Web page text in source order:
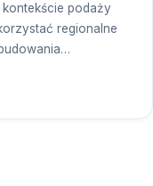
podaży
regionalne